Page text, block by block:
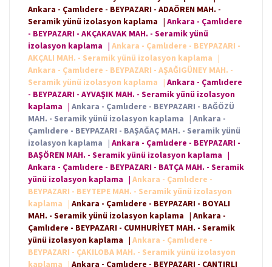
Ankara - Çamlıdere - BEYPAZARI - ADAÖREN MAH. -
Seramik yünü izolasyon kaplama | Ankara - Çamlıdere
- BEYPAZARI - AKÇAKAVAK MAH. - Seramik yünü
izolasyon kaplama | Ankara - Çamlıdere - BEYPAZARI -
AKÇALI MAH. - Seramik yünü izolasyon kaplama
|
Ankara - Çamlıdere - BEYPAZARI - AŞAĞIGÜNEY MAH. -
Seramik yünü izolasyon kaplama
| Ankara - Çamlıdere
- BEYPAZARI - AYVAŞIK MAH. - Seramik yünü izolasyon
kaplama | Ankara - Çamlıdere - BEYPAZARI - BAĞÖZÜ
MAH. - Seramik yünü izolasyon kaplama | Ankara -
Çamlıdere - BEYPAZARI - BAŞAĞAÇ MAH. - Seramik yünü
izolasyon kaplama | Ankara - Çamlıdere - BEYPAZARI -
BAŞÖREN MAH. - Seramik yünü izolasyon kaplama |
Ankara - Çamlıdere - BEYPAZARI - BATÇA MAH. - Seramik
yünü izolasyon kaplama | Ankara - Çamlıdere -
BEYPAZARI - BEYTEPE MAH. - Seramik yünü izolasyon
kaplama
| Ankara - Çamlıdere - BEYPAZARI - BOYALI
MAH. - Seramik yünü izolasyon kaplama | Ankara -
Çamlıdere - BEYPAZARI - CUMHURİYET MAH. - Seramik
yünü izolasyon kaplama | Ankara - Çamlıdere -
BEYPAZARI - ÇAKILOBA MAH. - Seramik yünü izolasyon
kaplama
| Ankara - Çamlıdere - BEYPAZARI - ÇANTIRLI